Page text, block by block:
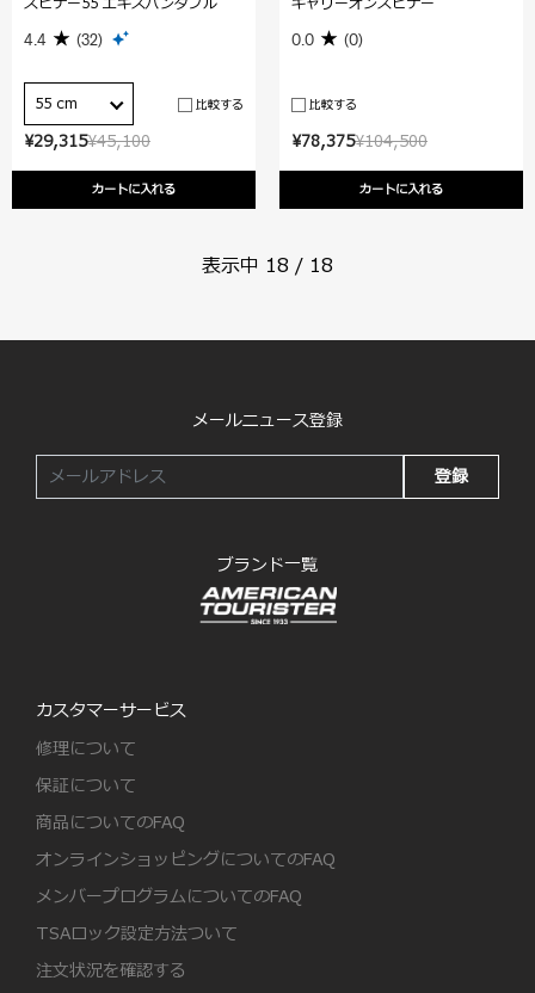
¥45,100
¥29,315
カートに入れる
4.4 (32)
55 cm 比較する
¥104,500
¥78,375
カートに入れる
0.0 (0)
比較する
表示中 18 / 18
メールニュース登録
登録
ブランド一覧
カスタマーサービス
修理について
保証について
商品についてのFAQ
オンラインショッピングについてのFAQ
メンバープログラムについてのFAQ
TSAロック設定方法ついて
注文状況を確認する